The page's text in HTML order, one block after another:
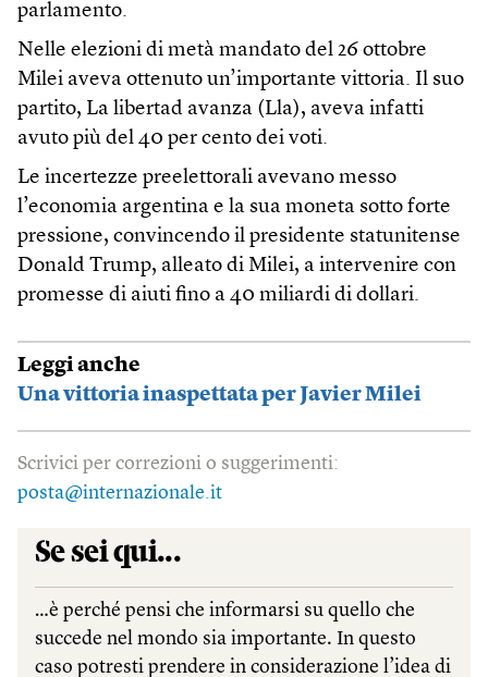
parlamento.
Nelle elezioni di metà mandato del 26 ottobre
Milei aveva ottenuto un’importante vittoria. Il suo
partito, La libertad avanza (Lla), aveva infatti
avuto più del 40 per cento dei voti.
Le incertezze preelettorali avevano messo
l’economia argentina e la sua moneta sotto forte
pressione, convincendo il presidente statunitense
Donald Trump, alleato di Milei, a intervenire con
promesse di aiuti fino a 40 miliardi di dollari.
Leggi anche
Una vittoria inaspettata per Javier Milei
Scrivici per correzioni o suggerimenti:
posta@internazionale.it